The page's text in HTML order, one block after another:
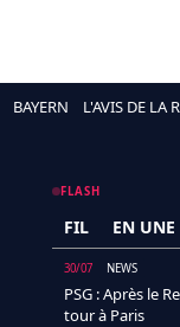
BAYERN L'AVIS DE LA
FLASH
FIL EN UNE
30/07 NEWS
PSG : Après le
tour à Paris